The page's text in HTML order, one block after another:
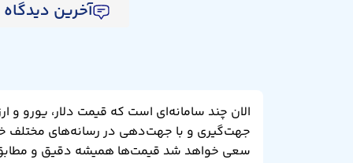
آخرین دیدگاه ها (0
الان چند سامانه‌ای است که قیمت دلار، یورو و
جهت‌گیری و با جهت‌دهی در رسانه‌های مختلف
سعی خواهد شد قیمت‌ها همیشه دقیق و